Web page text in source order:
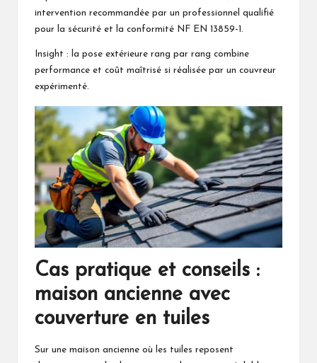
intervention recommandée par un professionnel qualifié
pour la sécurité et la conformité NF EN 13859-1.
Insight : la pose extérieure rang par rang combine
performance et coût maîtrisé si réalisée par un couvreur
expérimenté.
Cas pratique et conseils :
maison ancienne avec
couverture en tuiles
Sur une maison ancienne où les tuiles reposent